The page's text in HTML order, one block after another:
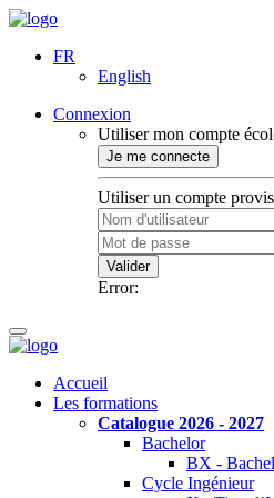
FR
English
Connexion
Utiliser mon compte
Je me connecte
Utiliser un compte
Valider
Error:
Accueil
Les formations
Catalogue 2026 - 2027
Bachelor
BX -
Cycle Ingénieur